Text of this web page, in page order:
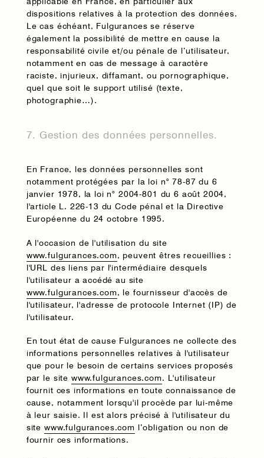
dispositions relatives à la protection des données.
Le cas échéant, Fulgurances se réserve
également la possibilité de mettre en cause la
responsabilité civile et/ou pénale de l’utilisateur,
notamment en cas de message à caractère
raciste, injurieux, diffamant, ou pornographique,
quel que soit le support utilisé (texte,
photographie…).
7. Gestion des données personnelles.
En France, les données personnelles sont
notamment protégées par la loi n° 78-87 du 6
janvier 1978, la loi n° 2004-801 du 6 août 2004,
l'article L. 226-13 du Code pénal et la Directive
Européenne du 24 octobre 1995.
A l'occasion de l'utilisation du site
www.fulgurances.com, peuvent êtres recueillies :
l'URL des liens par l'intermédiaire desquels
l'utilisateur a accédé au site
www.fulgurances.com, le fournisseur d'accès de
l'utilisateur, l'adresse de protocole Internet (IP) de
l'utilisateur.
En tout état de cause Fulgurances ne collecte des
informations personnelles relatives à l'utilisateur
que pour le besoin de certains services proposés
par le site www.fulgurances.com. L'utilisateur
fournit ces informations en toute connaissance de
cause, notamment lorsqu'il procède par lui-même
à leur saisie. Il est alors précisé à l'utilisateur du
site www.fulgurances.com l’obligation ou non de
fournir ces informations.